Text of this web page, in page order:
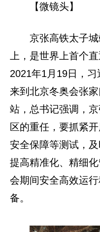
【微镜头】
京张高铁太子
上，是世界上首个
2021年1月19日，
来到北京冬奥会张
站，总书记强调，
区的重任，要抓紧
安全保障等测试，
提高精准化、精细
会期间安全高效运
备。